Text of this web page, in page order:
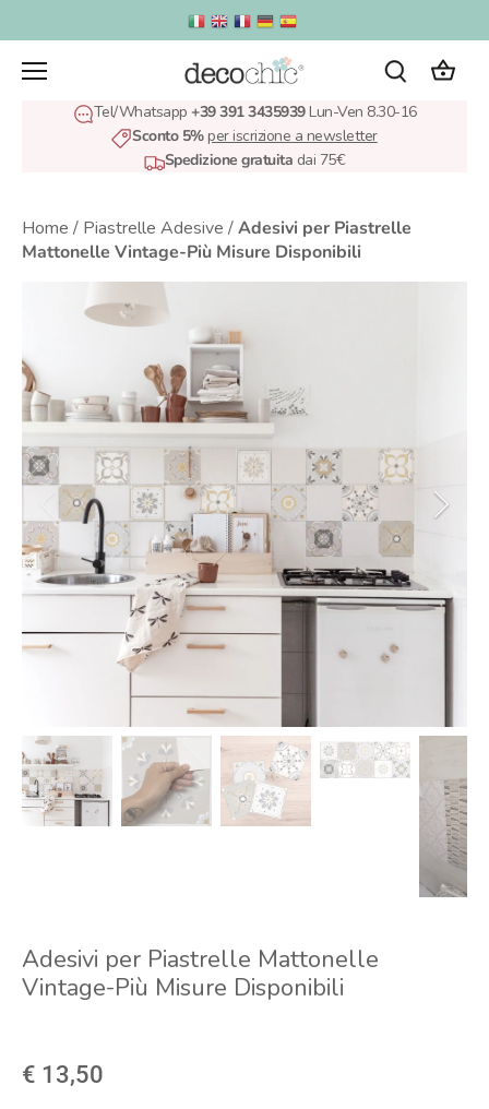
al
contenuto
Tel/Whatsapp +39 391 3435939Lun-Ven 8.30-16
Sconto 5%per iscrizione a newsletter
Spedizione gratuita dai 75€
Home / Piastrelle Adesive /Adesivi per Piastrelle
Mattonelle Vintage-Più Misure Disponibili
Adesivi per Piastrelle Mattonelle
Vintage-Più Misure Disponibili
€ 13,50